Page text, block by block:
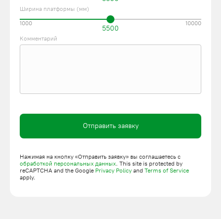
Ширина платформы (мм)
5500
1000 10000
Комментарий
Отправить заявку
Нажимая на кнопку «Отправить заявку» вы соглашаетесь с
обработкой персональных данных. This site is protected by
reCAPTCHA and the Google Privacy Policy and Terms of Service
apply.